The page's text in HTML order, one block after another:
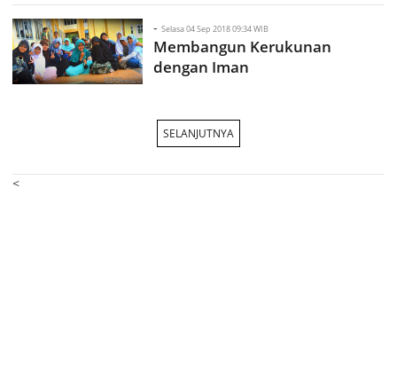
- Selasa 04 Sep 2018 09:34 WIB
Membangun Kerukunan
dengan Iman
SELANJUTNYA
<